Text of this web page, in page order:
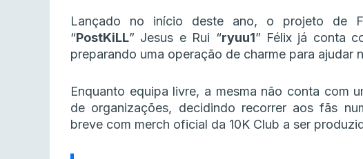
Lançado no início deste ano, o projeto de
“PostKiLL” Jesus e Rui “ryuu1” Félix já conta
preparando uma operação de charme para ajudar
Enquanto equipa livre, a mesma não conta com
de organizações, decidindo recorrer aos fãs
breve com merch oficial da 10K Club a ser